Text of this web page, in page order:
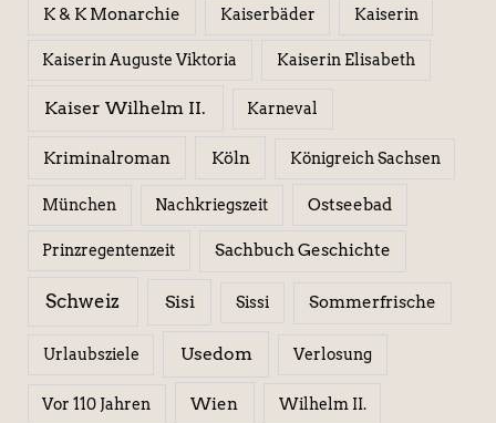
K & K Monarchie Kaiserbäder Kaiserin
Kaiserin Auguste Viktoria Kaiserin Elisabeth
Kaiser Wilhelm II. Karneval
Kriminalroman Köln Königreich Sachsen
München Nachkriegszeit Ostseebad
Prinzregentenzeit Sachbuch Geschichte
Schweiz Sisi Sissi Sommerfrische
Urlaubsziele Usedom Verlosung
Vor 110 Jahren Wien Wilhelm II.